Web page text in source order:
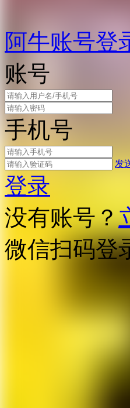
阿牛账号登
账号
手机号
发
登录
没有账号？
微信扫码登